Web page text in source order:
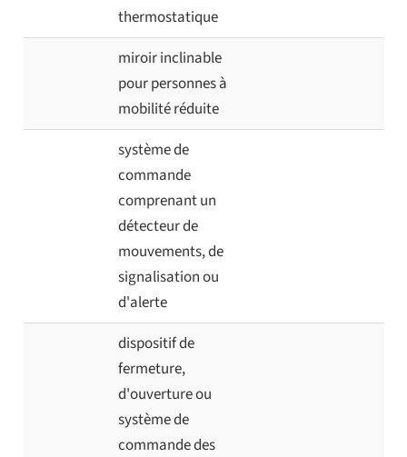
thermostatique
miroir inclinable
pour personnes à
mobilité réduite
système de
commande
comprenant un
détecteur de
mouvements, de
signalisation ou
d'alerte
dispositif de
fermeture,
d'ouverture ou
système de
commande des